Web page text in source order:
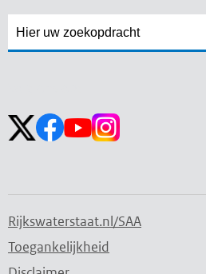
Rijkswaterstaat.nl/SAA
Toegankelijkheid